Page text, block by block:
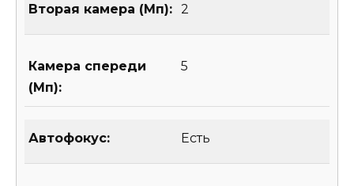
Вторая камера (Мп): 2
Камера спереди
(Мп):
5
Автофокус: Есть